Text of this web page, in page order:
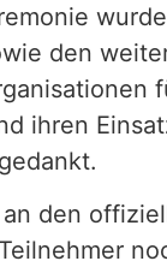
den
ihren
den